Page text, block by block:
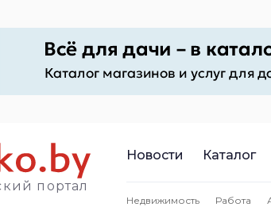
портал
Новости Каталог
Недвижимость Работа